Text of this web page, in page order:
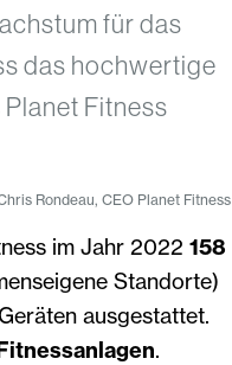
für das
das hochwertige
Fitness
Rondeau, CEO Planet Fitness
im Jahr 2022 158
Standorte)
ausgestattet.
.